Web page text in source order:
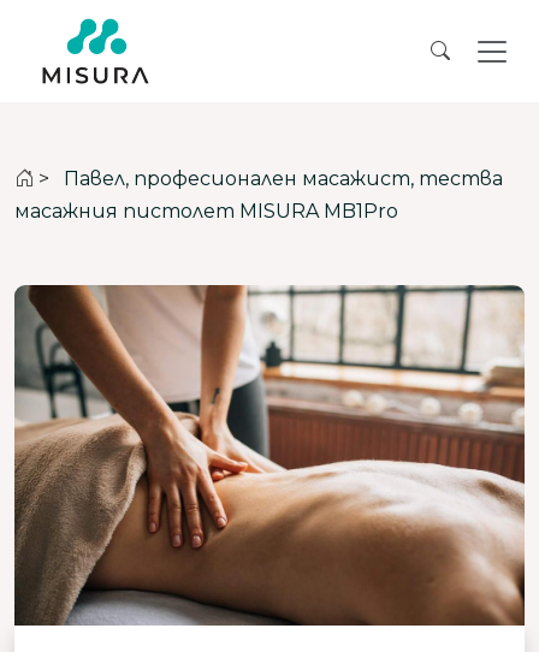
>
Павел, професионален масажист, тества
масажния пистолет MISURA MB1Pro